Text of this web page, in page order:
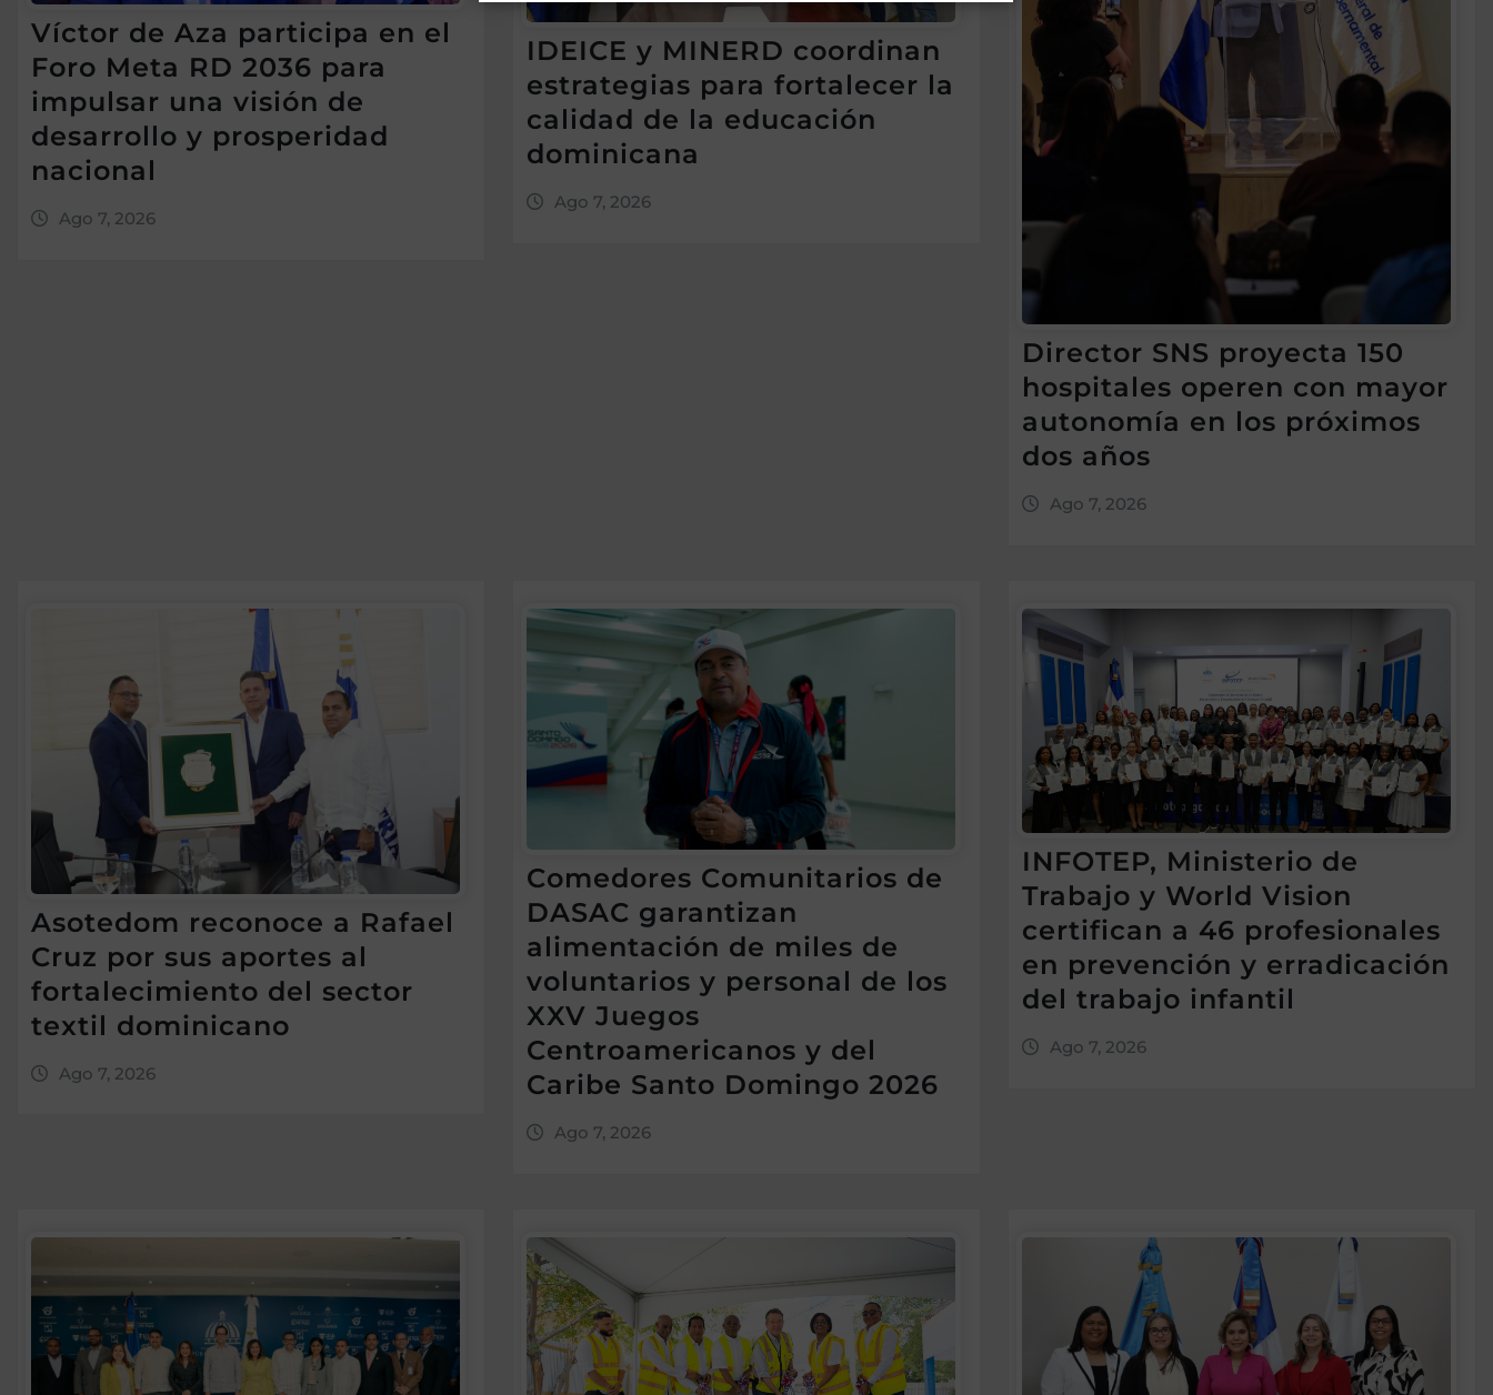
Víctor de Aza participa en el
Foro Meta RD 2036 para
impulsar una visión de
desarrollo y prosperidad
nacional
Ago 7, 2026
IDEICE y MINERD coordinan
estrategias para fortalecer la
calidad de la educación
dominicana
Ago 7, 2026
Director SNS proyecta 150
hospitales operen con mayor
autonomía en los próximos
dos años
Ago 7, 2026
Asotedom reconoce a Rafael
Cruz por sus aportes al
fortalecimiento del sector
textil dominicano
Ago 7, 2026
Comedores Comunitarios de
DASAC garantizan
alimentación de miles de
voluntarios y personal de los
XXV Juegos
Centroamericanos y del
Caribe Santo Domingo 2026
Ago 7, 2026
INFOTEP, Ministerio de
Trabajo y World Vision
certifican a 46 profesionales
en prevención y erradicación
del trabajo infantil
Ago 7, 2026